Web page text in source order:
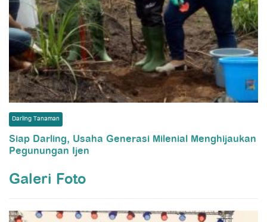
Darling Tanaman
Siap Darling, Usaha Generasi Milenial Menghijaukan
Pegunungan Ijen
Galeri Foto